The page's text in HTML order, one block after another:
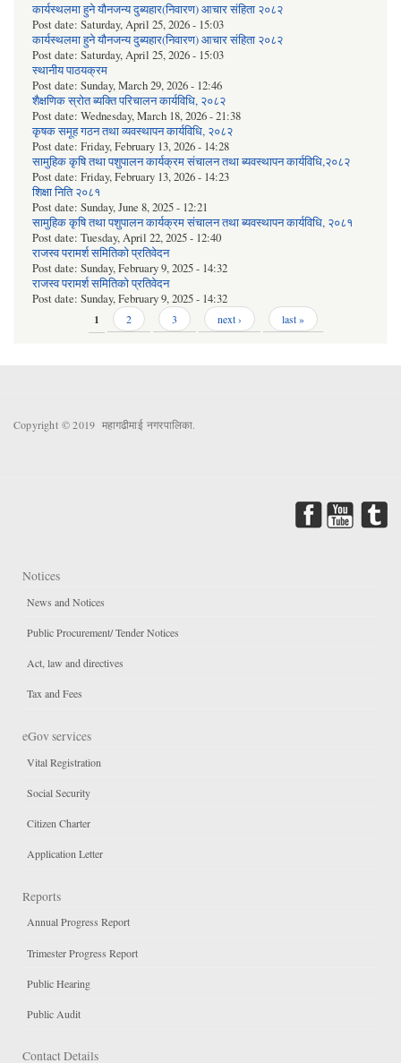
कार्यस्थलमा हुने यौनजन्य दुब्यहार(निवारण) आचार संहिता २०८२
Post date: Saturday, April 25, 2026 - 15:03
कार्यस्थलमा हुने यौनजन्य दुब्यहार(निवारण) आचार संहिता २०८२
Post date: Saturday, April 25, 2026 - 15:03
स्थानीय पाठयक्रम
Post date: Sunday, March 29, 2026 - 12:46
शैक्षणिक स्रोत ब्यक्ति परिचालन कार्यविधि, २०८२
Post date: Wednesday, March 18, 2026 - 21:38
कृषक समूह गठन तथा व्यवस्थापन कार्यविधि, २०८२
Post date: Friday, February 13, 2026 - 14:28
सामुहिक कृषि तथा पशुपालन कार्यक्रम संचालन तथा ब्यवस्थापन कार्यविधि,२०८२
Post date: Friday, February 13, 2026 - 14:23
शिक्षा निति २०८१
Post date: Sunday, June 8, 2025 - 12:21
सामुहिक कृषि तथा पशुपालन कार्यक्रम संचालन तथा ब्यवस्थापन कार्यविधि, २०८१
Post date: Tuesday, April 22, 2025 - 12:40
राजस्व परामर्श समितिको प्रतिवेदन
Post date: Sunday, February 9, 2025 - 14:32
राजस्व परामर्श समितिको प्रतिवेदन
Post date: Sunday, February 9, 2025 - 14:32
1 2 3 next › last »
Copyright © 2019 महागढीमाई नगरपालिका.
Notices
News and Notices
Public Procurement/ Tender Notices
Act, law and directives
Tax and Fees
eGov services
Vital Registration
Social Security
Citizen Charter
Application Letter
Reports
Annual Progress Report
Trimester Progress Report
Public Hearing
Public Audit
Contact Details